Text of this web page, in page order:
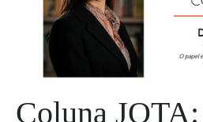
Coluna JOTA: